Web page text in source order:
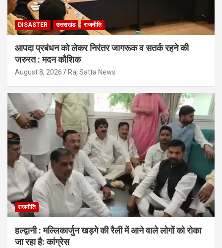
DISASTER उत्तराखंड राजनीति
आपदा प्रबंधन को लेकर निरंतर जागरूक व सतर्क रहने की
जरुरत : मदन कौशिक
August 8, 2026 Raj Satta News
राजनीति
हल्द्वानी : मल्लिकार्जुन खड़गे की रैली में आने वाले लोगों को रोका
जा रहा है: कांग्रेस